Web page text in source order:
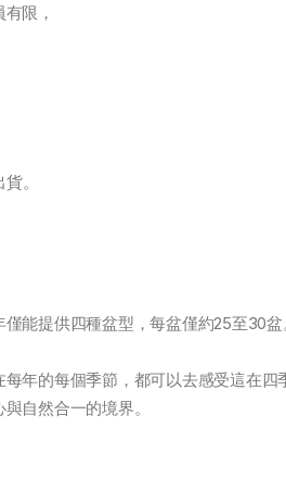
限，
。
能提供四種盆型，每盆僅約25至30盆
年的每個季節，都可以去感受這在
自然合一的境界。